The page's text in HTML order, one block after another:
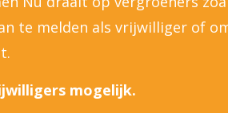
te melden als vrijwilliger of
mogelijk.